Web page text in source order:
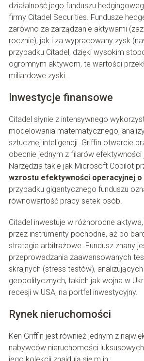
działalność jego funduszu
firmy Citadel Securities. Fundusze
zarówno za zarządzanie aktywami
rocznie), jak i za wypracowany zysk
przypadku Citadel, dzięki wysokim
ogromnym aktywom, te wartości
miliardowe zyski.
Inwestycje finansowe
Citadel słynie z intensywnego
modelowania matematycznego,
sztucznej inteligencji. Griffin otwarcie
obecnie jednym z filarów efektywności
Narzędzia takie jak Microsoft Copilot
wzrostu efektywności operacyjnej o
przypadku gigantycznego funduszu
równowartość pracy setek osób.
Citadel inwestuje w różnorodne
przez instrumenty pochodne, aż po
strategie arbitrażowe. Fundusz znany
przeprowadzania zaawansowanych
skrajnych (stress testów),
geopolitycznych, takich jak wojna w
recesji w USA, na portfel inwestycyjny.
Rynek nieruchomości
Ken Griffin jest również jednym z
nabywców nieruchomości